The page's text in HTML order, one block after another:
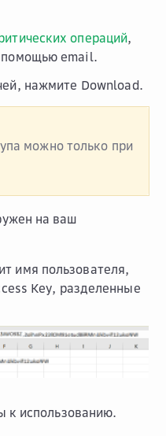
операций,
помощью email.
нажмите Download.
можно только при
на ваш
имя пользователя,
Key, разделенные
к использованию.